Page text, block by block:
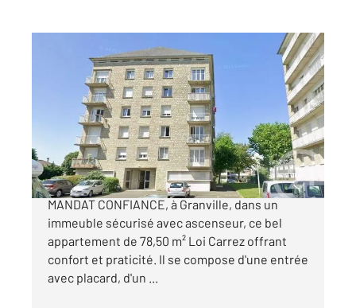
GRANVILLE 50
2, 4 pièces
Ref : 45303
Appartement F4 à vendre
195 000 €
CENTURY 21 Royer Immo vous propose EN
MANDAT CONFIANCE, à Granville, dans un
immeuble sécurisé avec ascenseur, ce bel
appartement de 78,50 m² Loi Carrez offrant
confort et praticité. Il se compose d'une entrée
avec placard, d'un ...